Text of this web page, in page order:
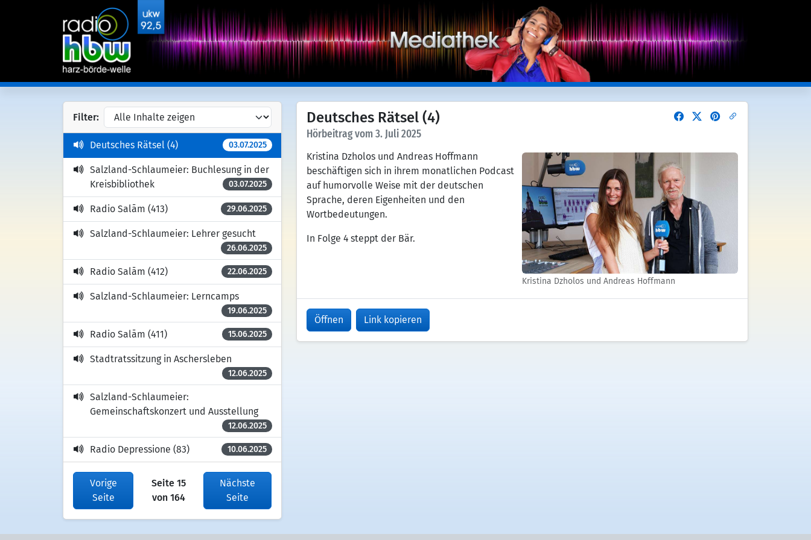
Deutsches Rätsel (4)
Hörbeitrag vom 3. Juli 2025
Kristina Dzholos und Andreas Hoffmann
Kristina Dzholos und Andreas Hoffmann
beschäftigen sich in ihrem monatlichen Podcast
auf humorvolle Weise mit der deutschen
Sprache, deren Eigenheiten und den
Wortbedeutungen.
In Folge 4 steppt der Bär.
Öffnen Link kopieren
Filter:
Deutsches Rätsel (4) 03.07.2025
Salzland-Schlaumeier: Buchlesung in der
Kreisbibliothek
03.07.2025
Radio Salām (413) 29.06.2025
Salzland-Schlaumeier: Lehrer gesucht
26.06.2025
Radio Salām (412) 22.06.2025
Salzland-Schlaumeier: Lerncamps
19.06.2025
Radio Salām (411) 15.06.2025
Stadtratssitzung in Aschersleben
12.06.2025
Salzland-Schlaumeier:
Gemeinschaftskonzert und Ausstellung
12.06.2025
Radio Depressione (83) 10.06.2025
Vorige
Seite
Seite 15
von 164
Nächste
Seite